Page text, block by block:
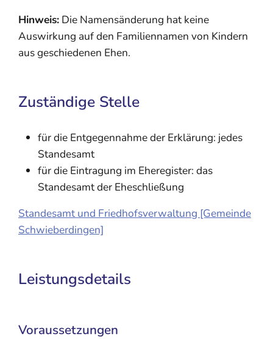
Hinweis: Die Namensänderung hat keine
Auswirkung auf den Familiennamen von Kindern
aus geschiedenen Ehen.
Zuständige Stelle
für die Entgegennahme der Erklärung: jedes
Standesamt
für die Eintragung im Eheregister: das
Standesamt der Eheschließung
Standesamt und Friedhofsverwaltung [Gemeinde
Schwieberdingen]
Leistungsdetails
Voraussetzungen